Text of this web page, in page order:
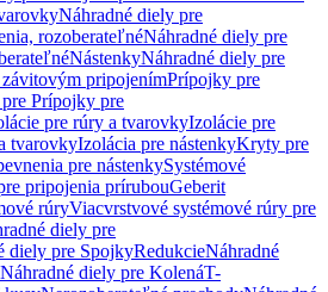
Náhradné diely pre
rozoberateľnéNáhradné diely pre
NástenkyNáhradné diely pre
pripojenímPrípojky pre
Prípojky pre
pre rúry a tvarovkyIzolácie pre
tvarovkyIzolácia pre nástenkyKryty pre
pre nástenkySystémové
pripojenia prírubouGeberit
rúryViacvrstvové systémové rúry pre
diely pre
diely pre SpojkyRedukcieNáhradné
Náhradné diely pre KolenáT-